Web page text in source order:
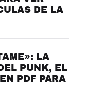
DE LA
LA
PUNK, EL
PDF PARA